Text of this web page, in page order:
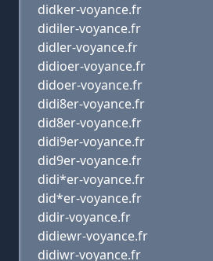
didker-voyance.fr
didiler-voyance.fr
didler-voyance.fr
didioer-voyance.fr
didoer-voyance.fr
didi8er-voyance.fr
did8er-voyance.fr
didi9er-voyance.fr
did9er-voyance.fr
didi*er-voyance.fr
did*er-voyance.fr
didir-voyance.fr
didiewr-voyance.fr
didiwr-voyance.fr